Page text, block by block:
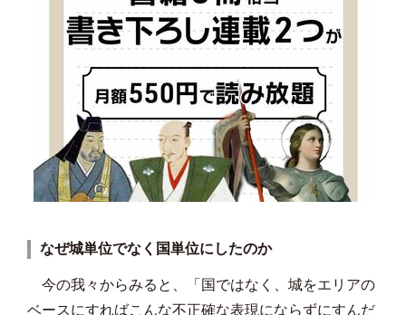
なぜ城単位でなく国単位にしたのか
今の我々からみると、「国ではなく、城をエリアの
ベースにすればこんな不正確な表現にならずにすんだ